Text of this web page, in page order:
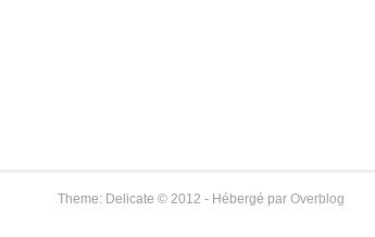
Theme: Delicate © 2012 - Hébergé par Overblog